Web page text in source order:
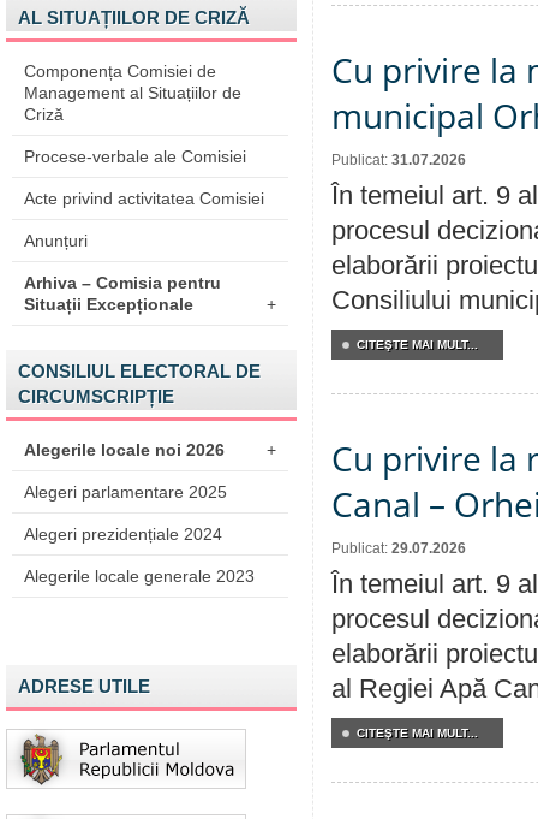
AL SITUAȚIILOR DE CRIZĂ
Componența Comisiei de
Management al Situațiilor de
Criză
Procese-verbale ale Comisiei
Acte privind activitatea Comisiei
Anunțuri
Arhiva – Comisia pentru
Situații Excepționale
+
CONSILIUL ELECTORAL DE
CIRCUMSCRIPȚIE
Alegerile locale noi 2026 +
Alegeri parlamentare 2025
Alegeri prezidențiale 2024
Alegerile locale generale 2023
ADRESE UTILE
Cu privire la
municipal
Publicat: 31.07.2026
În temeiul art. 9
procesul
elaborării
Consiliului
CITEŞTE MAI MULT...
Cu privire la
Canal –
Publicat: 29.07.2026
În temeiul art. 9
procesul
elaborării
al Regiei Apă
CITEŞTE MAI MULT...